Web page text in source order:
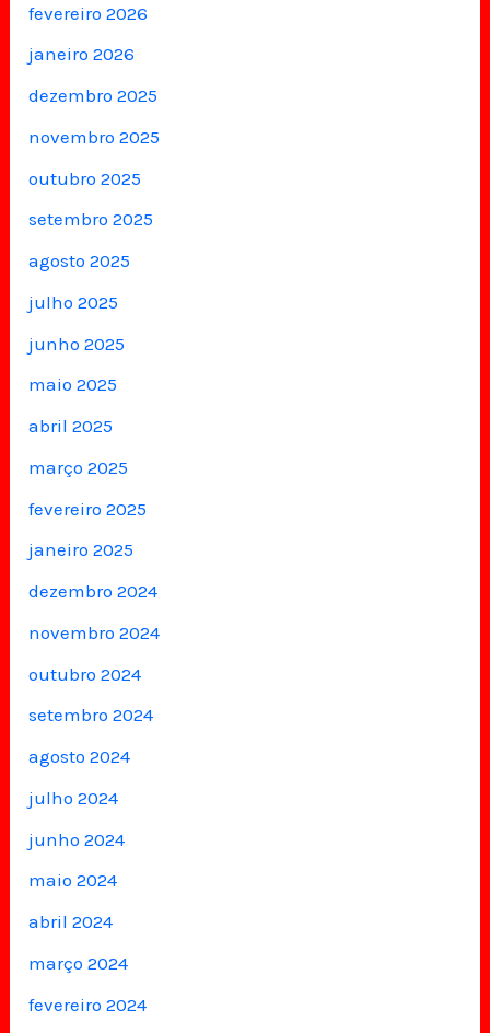
fevereiro 2026
janeiro 2026
dezembro 2025
novembro 2025
outubro 2025
setembro 2025
agosto 2025
julho 2025
junho 2025
maio 2025
abril 2025
março 2025
fevereiro 2025
janeiro 2025
dezembro 2024
novembro 2024
outubro 2024
setembro 2024
agosto 2024
julho 2024
junho 2024
maio 2024
abril 2024
março 2024
fevereiro 2024